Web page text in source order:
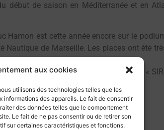
aux cookies
utilisons des technologies telles que les
des appareils. Le fait de consentir
des données telles que le comportement
Le fait de ne pas consentir ou de retirer son
sur certaines caractéristiques et fonctions.
de saison en Méditerranée et en
Hamon est cette année encore sur le
de Marseille. Les places ont été
en 7 courses parmi 62 concurrents : «